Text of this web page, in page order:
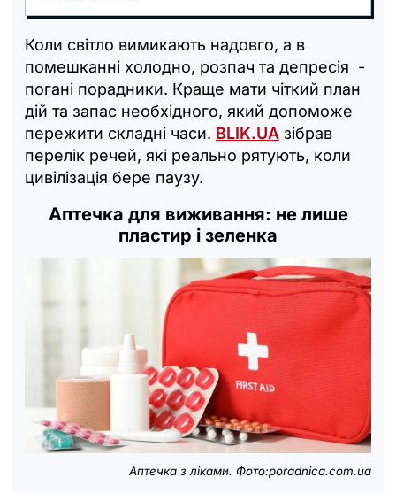
Коли світло вимикають надовго, а в
помешканні холодно, розпач та депресія -
погані порадники. Краще мати чіткий план
дій та запас необхідного, який допоможе
пережити складні часи. BLIK.UA зібрав
перелік речей, які реально рятують, коли
цивілізація бере паузу.
Аптечка для виживання: не лише
пластир і зеленка
Аптечка з ліками. Фото:poradnica.com.ua